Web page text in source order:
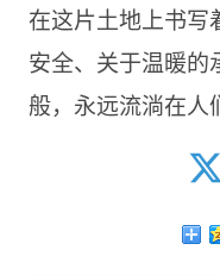
在这片土地上书写
安全、关于温暖的
般，永远流淌在人